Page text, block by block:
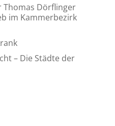
Dörflinger
im Kammerbezirk
– Die Städte der